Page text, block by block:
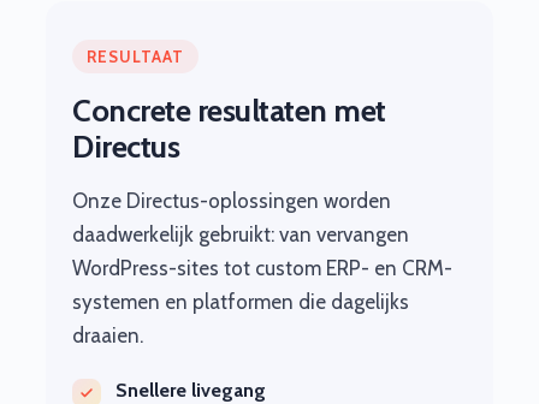
RESULTAAT
Concrete resultaten met
Directus
Onze Directus-oplossingen worden
daadwerkelijk gebruikt: van vervangen
WordPress-sites tot custom ERP- en CRM-
systemen en platformen die dagelijks
draaien.
Snellere livegang